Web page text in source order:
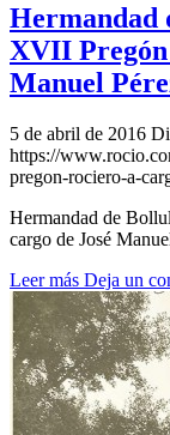
Hermandad
XVII Pregón
Manuel
5 de abril de 2016
https://
pregon-rociero-a-
Hermandad de
cargo de José
Leer más Deja un